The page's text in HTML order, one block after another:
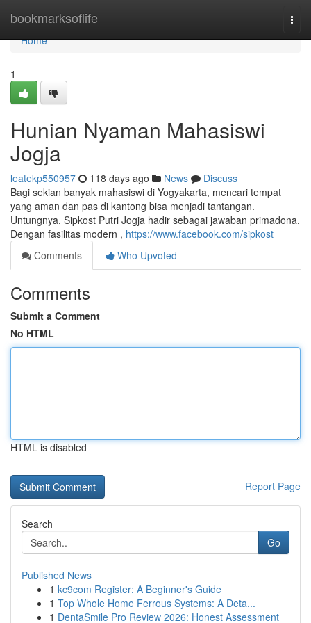
bookmarksoflife
Home
Home
1
Hunian Nyaman Mahasiswi
Jogja
leatekp550957 118 days ago News
Discuss
Bagi sekian banyak mahasiswi di Yogyakarta, mencari tempat
yang aman dan pas di kantong bisa menjadi tantangan.
Untungnya, Sipkost Putri Jogja hadir sebagai jawaban primadona.
Dengan fasilitas modern , https://www.facebook.com/sipkost
Comments
Who Upvoted
Comments
Submit a Comment
No HTML
HTML is disabled
Report Page
Search
Go
Published News
1 kc9com Register: A Beginner's Guide
1 Top Whole Home Ferrous Systems: A Deta...
1 DentaSmile Pro Review 2026: Honest Assessment